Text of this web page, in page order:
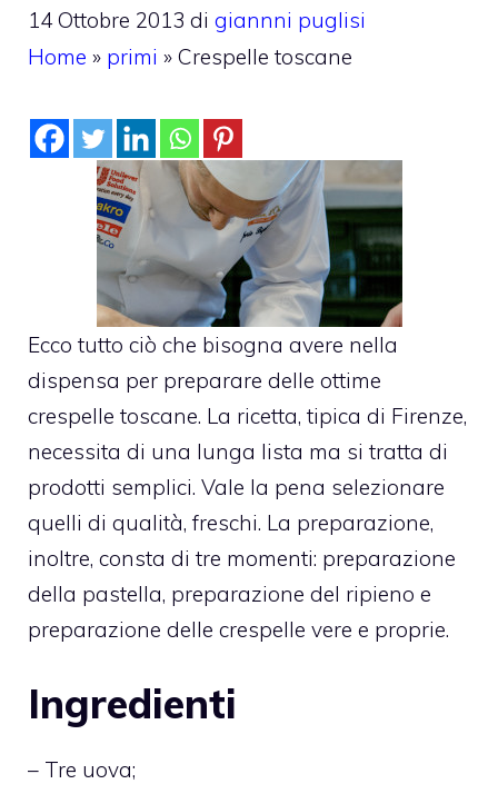
14 Ottobre 2013 di giannni puglisi
Home » primi » Crespelle toscane
Ecco tutto ciò che bisogna avere nella
dispensa per preparare delle ottime
crespelle toscane. La ricetta, tipica di Firenze,
necessita di una lunga lista ma si tratta di
prodotti semplici. Vale la pena selezionare
quelli di qualità, freschi. La preparazione,
inoltre, consta di tre momenti: preparazione
della pastella, preparazione del ripieno e
preparazione delle crespelle vere e proprie.
Ingredienti
– Tre uova;